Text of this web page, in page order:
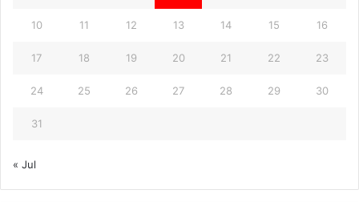
10 11 12 13 14 15 16
17 18 19 20 21 22 23
24 25 26 27 28 29 30
31
« Jul